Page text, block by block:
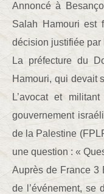
Annoncé à
Salah Hamouri est
décision justifiée par
La préfecture du
Hamouri, qui devait
L’avocat et
gouvernement
de la Palestine
une question : «
Auprès de France 3
de l’événement, se